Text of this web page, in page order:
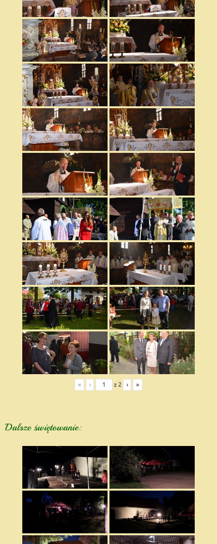
« ‹ z 2 › »
Dalsze świętowanie: